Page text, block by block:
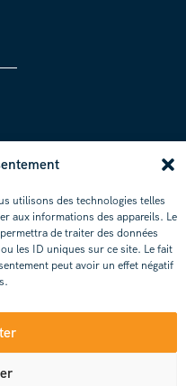
utilisons des technologies telles
aux informations des appareils. Le
de traiter des données
les ID uniques sur ce site. Le fait
peut avoir un effet négatif
de pompes à chaleur
auprès de
toute l’Isère, jusqu’à
Mentions
légales
Création